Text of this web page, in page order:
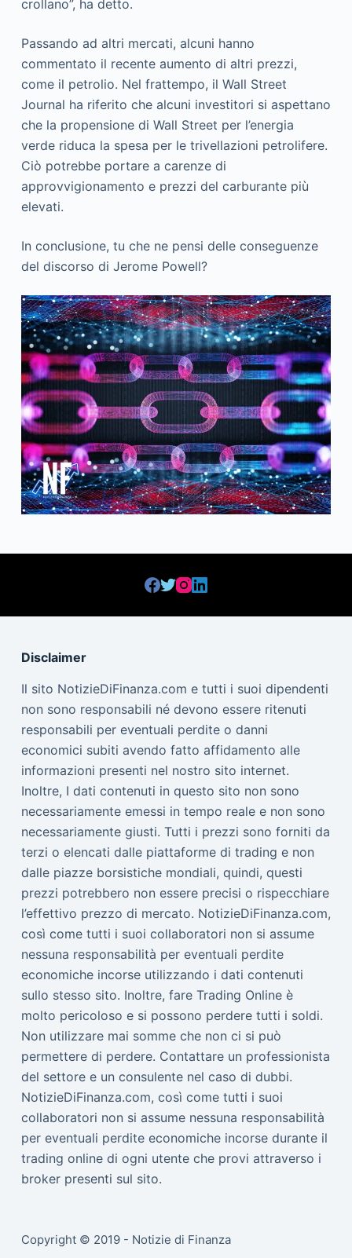
crollano”, ha detto.
Passando ad altri mercati, alcuni hanno
commentato il recente aumento di altri prezzi,
come il petrolio. Nel frattempo, il Wall Street
Journal ha riferito che alcuni investitori si aspettano
che la propensione di Wall Street per l’energia
verde riduca la spesa per le trivellazioni petrolifere.
Ciò potrebbe portare a carenze di
approvvigionamento e prezzi del carburante più
elevati.
In conclusione, tu che ne pensi delle conseguenze
del discorso di Jerome Powell?
Disclaimer
Il sito NotizieDiFinanza.com e tutti i suoi dipendenti
non sono responsabili né devono essere ritenuti
responsabili per eventuali perdite o danni
economici subiti avendo fatto affidamento alle
informazioni presenti nel nostro sito internet.
Inoltre, I dati contenuti in questo sito non sono
necessariamente emessi in tempo reale e non sono
necessariamente giusti. Tutti i prezzi sono forniti da
terzi o elencati dalle piattaforme di trading e non
dalle piazze borsistiche mondiali, quindi, questi
prezzi potrebbero non essere precisi o rispecchiare
l’effettivo prezzo di mercato. NotizieDiFinanza.com,
così come tutti i suoi collaboratori non si assume
nessuna responsabilità per eventuali perdite
economiche incorse utilizzando i dati contenuti
sullo stesso sito. Inoltre, fare Trading Online è
molto pericoloso e si possono perdere tutti i soldi.
Non utilizzare mai somme che non ci si può
permettere di perdere. Contattare un professionista
del settore e un consulente nel caso di dubbi.
NotizieDiFinanza.com, così come tutti i suoi
collaboratori non si assume nessuna responsabilità
per eventuali perdite economiche incorse durante il
trading online di ogni utente che provi attraverso i
broker presenti sul sito.
Copyright © 2019 - Notizie di Finanza